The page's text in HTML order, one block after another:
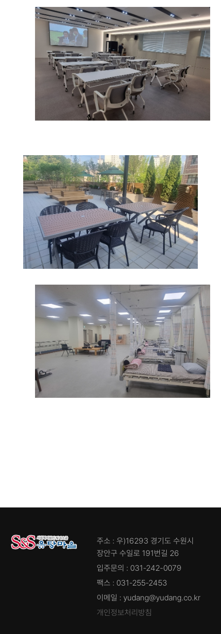
주소 : 우)16293 경기도 수원시
장안구 수일로 191번길 26
입주문의 : 031-242-0079
팩스 : 031-255-2453
이메일 : yudang@yudang.co.kr
개인정보처리방침